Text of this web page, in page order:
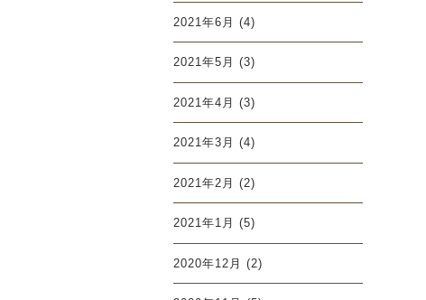
2021年6月 (4)
2021年5月 (3)
2021年4月 (3)
2021年3月 (4)
2021年2月 (2)
2021年1月 (5)
2020年12月 (2)